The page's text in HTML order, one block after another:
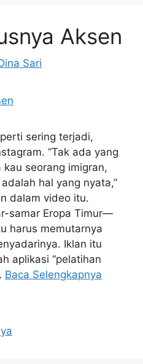
Aksen
Sari
sering terjadi,
“Tak ada yang
seorang imigran,
hal yang nyata,”
dalam video itu.
samar Eropa Timur—
harus memutarnya
Iklan itu
aplikasi “pelatihan
Baca Selengkapnya